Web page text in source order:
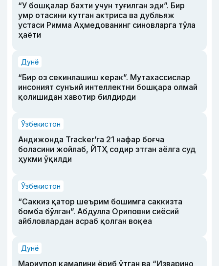
“У бошқалар бахти учун туғилган эди”. Бир
умр отасини кутган актриса ва дубльяж
устаси Римма Аҳмедованинг синовларга тўла
ҳаёти
Дунё
“Бир оз секинлашиш керак”. Мутахассислар
инсоният сунъий интеллектни бошқара олмай
қолишидан хавотир билдирди
Ўзбекистон
Андижонда Tracker’га 21 нафар боғча
боласини жойлаб, ЙТҲ содир этган аёлга суд
ҳукми ўқилди
Ўзбекистон
“Саккиз қатор шеърим бошимга саккизта
бомба бўлган”. Абдулла Ориповни сиёсий
айбловлардан асраб қолган воқеа
Дунё
Мариупол қамалини ёриб ўтган ва “Изварино